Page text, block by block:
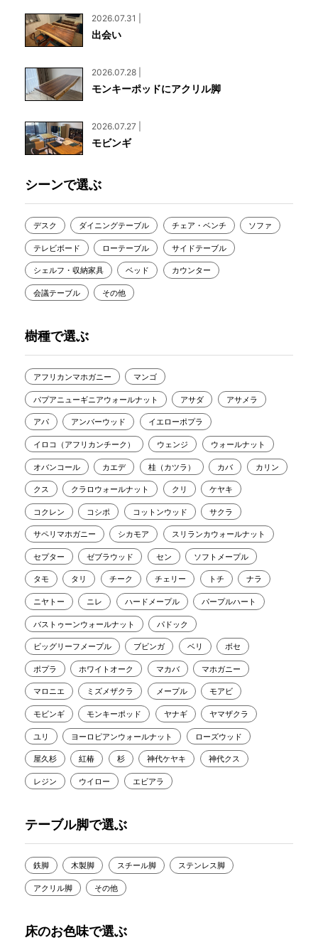
2026.07.31 |
出会い
2026.07.28 |
モンキーポッドにアクリル脚
2026.07.27 |
モビンギ
シーンで選ぶ
デスク ダイニングテーブル チェア・ベンチ ソファ
テレビボード ローテーブル サイドテーブル
シェルフ・収納家具 ベッド カウンター
会議テーブル その他
樹種で選ぶ
アフリカンマホガニー マンゴ
パプアニューギニアウォールナット アサダ アサメラ
アパ アンバーウッド イエローポプラ
イロコ（アフリカンチーク） ウェンジ ウォールナット
オバンコール カエデ 桂（カツラ） カバ カリン
クス クラロウォールナット クリ ケヤキ
コクレン コシポ コットンウッド サクラ
サペリマホガニー シカモア スリランカウォールナット
セプター ゼブラウッド セン ソフトメープル
タモ タリ チーク チェリー トチ ナラ
ニヤトー ニレ ハードメープル パープルハート
バストゥーンウォールナット パドック
ビッグリーフメープル ブビンガ ベリ ボセ
ポプラ ホワイトオーク マカバ マホガニー
マロニエ ミズメザクラ メープル モアビ
モビンギ モンキーポッド ヤナギ ヤマザクラ
ユリ ヨーロピアンウォールナット ローズウッド
屋久杉 紅椿 杉 神代ケヤキ 神代クス
レジン ウイロー エビアラ
テーブル脚で選ぶ
鉄脚 木製脚 スチール脚 ステンレス脚
アクリル脚 その他
床のお色味で選ぶ